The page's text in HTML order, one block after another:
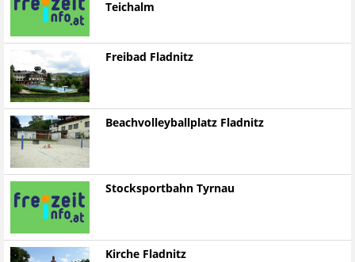
Teichalm
Freibad Fladnitz
Beachvolleyballplatz Fladnitz
Stocksportbahn Tyrnau
Kirche Fladnitz